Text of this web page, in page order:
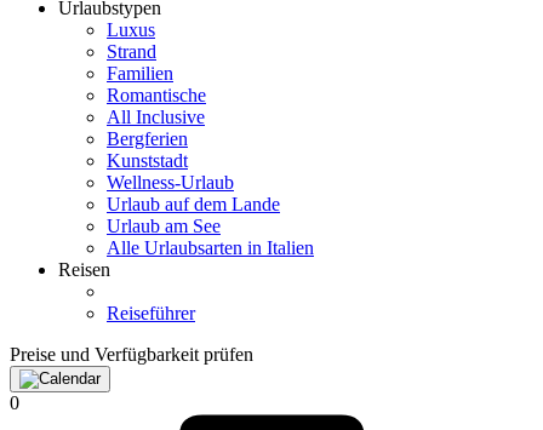
Urlaubstypen
Luxus
Strand
Familien
Romantische
All Inclusive
Bergferien
Kunststadt
Wellness-Urlaub
Urlaub auf dem Lande
Urlaub am See
Alle Urlaubsarten in Italien
Reisen
Reiseführer
Preise und Verfügbarkeit prüfen
0